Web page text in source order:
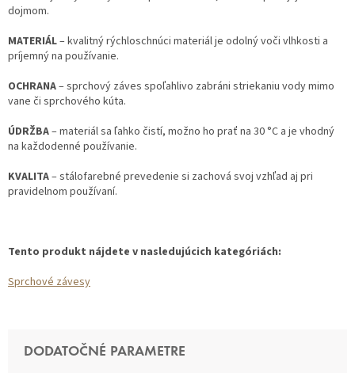
dojmom.
MATERIÁL– kvalitný rýchloschnúci materiál je odolný voči vlhkosti a
príjemný na používanie.
OCHRANA– sprchový záves spoľahlivo zabráni striekaniu vody mimo
vane či sprchového kúta.
ÚDRŽBA– materiál sa ľahko čistí, možno ho prať na 30 °C a je vhodný
na každodenné používanie.
KVALITA– stálofarebné prevedenie si zachová svoj vzhľad aj pri
pravidelnom používaní.
Tento produkt nájdete v nasledujúcich kategóriách:
Sprchové závesy
DODATOČNÉ PARAMETRE